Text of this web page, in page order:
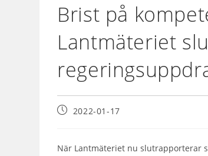
Brist på
Lantmäteriet
2022-01-17
När Lantmäteriet nu slutrapporterar